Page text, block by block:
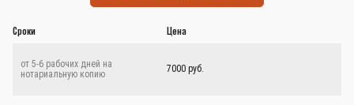
Сроки Цена
от 5-6 рабочих дней на
нотариальную копию
7000 руб.